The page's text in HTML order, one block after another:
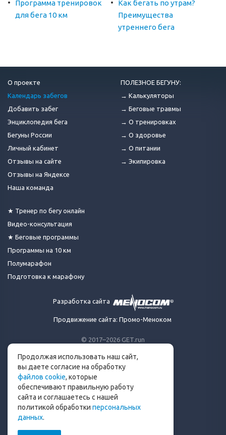
Программа тренировок
для бега 10 км
Как бегать по утрам?
Преимущества
утреннего бега
© 2017–2026 GET.run
Сделано с ❤ бегунами
для бегунов
Телеграм-канал Get.run
Беговой чат в Телеграм
info@get.run
О проекте
Календарь забегов
Добавить забег
Энциклопедия бега
Бегуны России
Личный кабинет
Отзывы на сайте
Отзывы на Яндексе
Наша команда
★ Тренер по бегу онлайн
Видео-консультация
★ Беговые программы
Программы на 10 км
Полумарафон
Подготовка к марафону
ПОЛЕЗНОЕ БЕГУНУ:
→ Калькуляторы
→ Беговые травмы
→ О тренировках
→ О здоровье
→ О питании
→ Экипировка
Разработка сайта
Продвижение сайта: Промо-Меноком
Продолжая использовать наш сайт,
вы даете согласие на обработку
файлов cookie, которые
обеспечивают правильную работу
сайта и соглашаетесь с нашей
политикой обработки персональных
данных.